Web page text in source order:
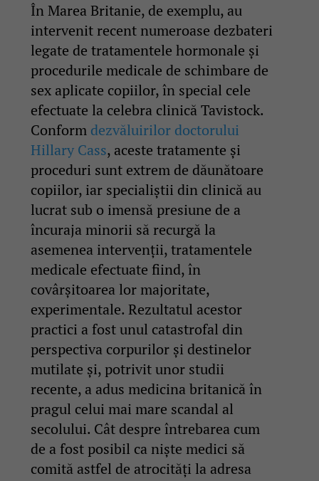
În Marea Britanie, de exemplu, au
intervenit recent numeroase dezbateri
legate de tratamentele hormonale și
procedurile medicale de schimbare de
sex aplicate copiilor, în special cele
efectuate la celebra clinică Tavistock.
Conform dezvăluirilor doctorului
Hillary Cass, aceste tratamente și
proceduri sunt extrem de dăunătoare
copiilor, iar specialiștii din clinică au
lucrat sub o imensă presiune de a
încuraja minorii să recurgă la
asemenea intervenții, tratamentele
medicale efectuate fiind, în
covârșitoarea lor majoritate,
experimentale. Rezultatul acestor
practici a fost unul catastrofal din
perspectiva corpurilor și destinelor
mutilate și, potrivit unor studii
recente, a adus medicina britanică în
pragul celui mai mare scandal al
secolului. Cât despre întrebarea cum
de a fost posibil ca niște medici să
comită astfel de atrocități la adresa